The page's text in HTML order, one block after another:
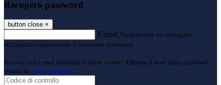
Recupero password
button close ×
E-mail Verrà inviato un messaggio
all'indirizzo indicato con le istruzioni necessarie.
Non hai una e-mail associata al nome utente? Effettua il reset della password
tramite la Login Spaggiari